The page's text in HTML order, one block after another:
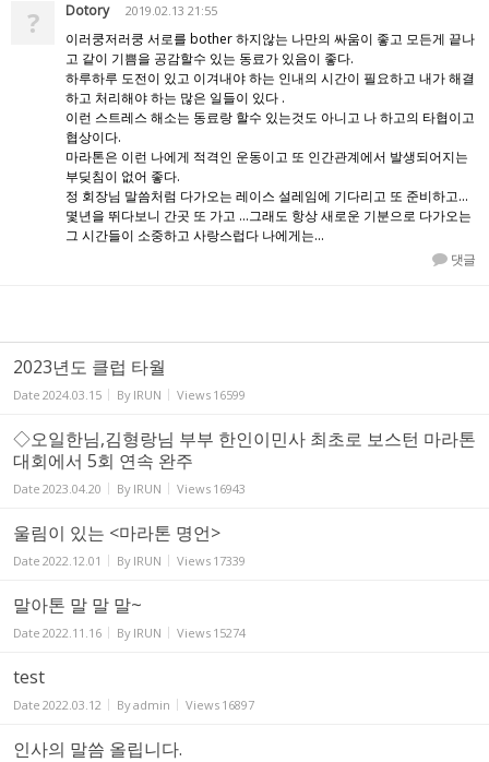
? Dotory 2019.02.13 21:55
이러쿵저러쿵 서로를 bother 하지않는 나만의 싸움이 좋고 모든게 끝나
고 같이 기쁨을 공감할수 있는 동료가 있음이 좋다.
하루하루 도전이 있고 이겨내야 하는 인내의 시간이 필요하고 내가 해결
하고 처리해야 하는 많은 일들이 있다 .
이런 스트레스 해소는 동료랑 할수 있는것도 아니고 나 하고의 타협이고
협상이다.
마라톤은 이런 나에게 적격인 운동이고 또 인간관계에서 발생되어지는
부딪침이 없어 좋다.
정 회장님 말씀처럼 다가오는 레이스 설레임에 기다리고 또 준비하고...
몇년을 뛰다보니 간곳 또 가고 ...그래도 항상 새로운 기분으로 다가오는
그 시간들이 소중하고 사랑스럽다 나에게는...
댓글
2023년도 클럽 타월
Date 2024.03.15 By IRUN Views 16599
◇오일한님,김형랑님 부부 한인이민사 최초로 보스턴 마라톤
대회에서 5회 연속 완주
Date 2023.04.20 By IRUN Views 16943
울림이 있는 <마라톤 명언>
Date 2022.12.01 By IRUN Views 17339
말아톤 말 말 말~
Date 2022.11.16 By IRUN Views 15274
test
Date 2022.03.12 Byadmin Views 16897
인사의 말씀 올립니다.